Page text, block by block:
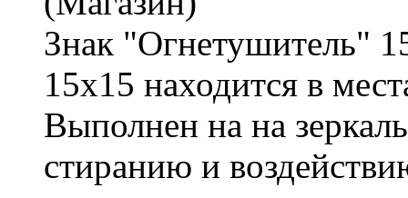
Знак "Огнетушитель"
15х15 находится в
Выполнен на на
стиранию и